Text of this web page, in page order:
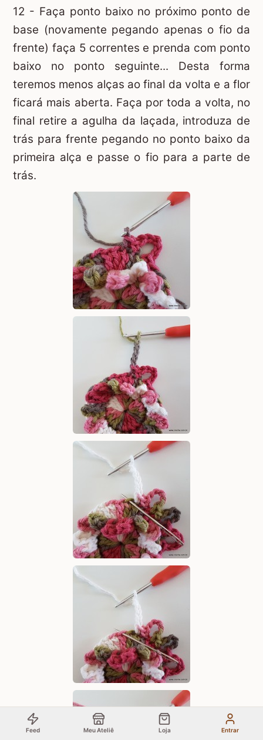
12 - Faça ponto baixo no próximo ponto de
base (novamente pegando apenas o fio da
frente) faça 5 correntes e prenda com ponto
baixo no ponto seguinte... Desta forma
teremos menos alças ao final da volta e a flor
ficará mais aberta. Faça por toda a volta, no
final retire a agulha da laçada, introduza de
trás para frente pegando no ponto baixo da
primeira alça e passe o fio para a parte de
trás.
Feed Meu Ateliê Loja Entrar